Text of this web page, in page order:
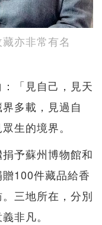
亦非常有名
「見自己，見天
多載，見過自
生的境界。
予蘇州博物館和
100件藏品給香
三地所在，分別
非凡。